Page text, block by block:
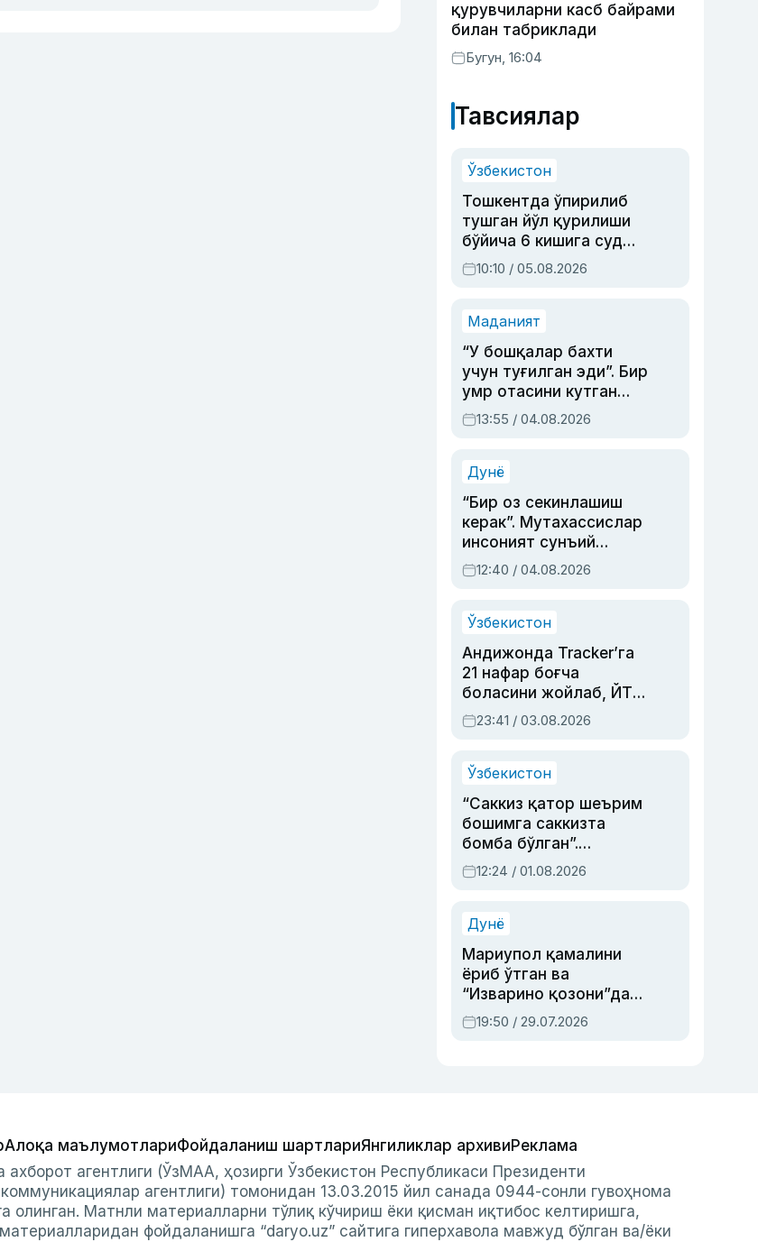
қурувчиларни касб байрами
билан табриклади
Бугун, 16:04
Тавсиялар
Ўзбекистон
Тошкентда ўпирилиб
тушган йўл қурилиши
бўйича 6 кишига суд
ҳукми ўқилди
10:10 / 05.08.2026
Маданият
“У бошқалар бахти
учун туғилган эди”. Бир
умр отасини кутган
актриса ва дубльяж
устаси Римма
синовларга тўла ҳаёти
13:55 / 04.08.2026
Дунё
“Бир оз секинлашиш
керак”. Мутахассислар
инсоният сунъий
интеллектни бошқара
олмай қолишидан
12:40 / 04.08.2026
Ўзбекистон
Андижонда Tracker’га
21 нафар боғча
боласини жойлаб, ЙТҲ
содир этган аёлга суд
ҳукми ўқилди
23:41 / 03.08.2026
Ўзбекистон
“Саккиз қатор шеърим
бошимга саккизта
бомба бўлган”.
Абдулла Ориповни
сиёсий айбловлардан
12:24 / 01.08.2026
Дунё
Мариупол қамалини
ёриб ўтган ва
“Изварино қозони”дан
чиққан қаҳрамон —
Украина армияси бош
19:50 / 29.07.2026
Алоқа маълумотлариФойдаланиш шартлариЯнгиликлар архивиРеклама
агентлиги (ЎзМАА, ҳозирги Ўзбекистон Республикаси Президенти
агентлиги) томонидан 13.03.2015 йил санада 0944-сонли гувоҳнома
олинган. Матнли материалларни тўлиқ кўчириш ёки қисман иқтибос келтиришга,
фойдаланишга “daryo.uz” сайтига гиперхавола мавжуд бўлган ва/ёки